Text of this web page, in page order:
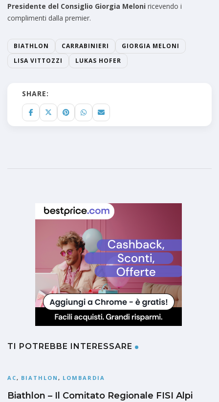
Presidente del Consiglio Giorgia Meloni ricevendo i
complimenti dalla premier.
BIATHLON CARRABINIERI
GIORGIA MELONI
LISA VITTOZZI
LUKAS HOFER
SHARE:
TI POTREBBE INTERESSARE
AC, BIATHLON , LOMBARDIA
Biathlon – Il Comitato Regionale FISI Alpi